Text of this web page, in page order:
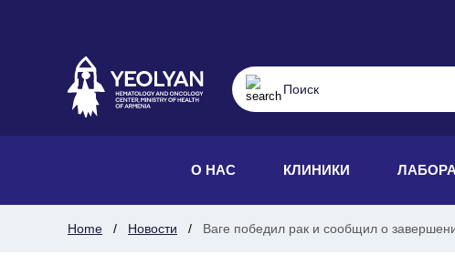
О НАС КЛИНИКИ
Home Новости Ваге победил рак и сообщил о